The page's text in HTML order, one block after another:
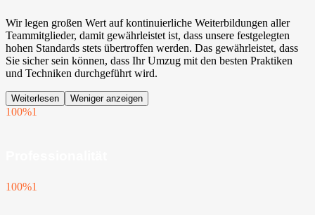
Wir legen großen Wert auf kontinuierliche Weiterbildungen aller
Teammitglieder, damit gewährleistet ist, dass unsere festgelegten
hohen Standards stets übertroffen werden. Das gewährleistet, dass
Sie sicher sein können, dass Ihr Umzug mit den besten Praktiken
und Techniken durchgeführt wird.
Weiterlesen Weniger anzeigen
100%1
100%1